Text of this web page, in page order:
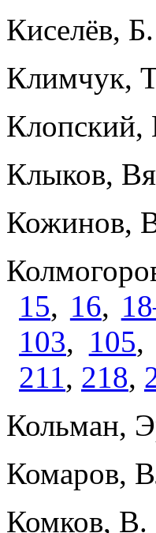
Киселёв, Б.
Климчук,
Клыков,
Кожинов,
15, 16,
103, 105,
211, 218,
Кольман,
Комаров,
Комков, В.